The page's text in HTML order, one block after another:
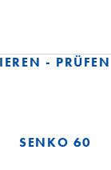
- PRÜFEN
SENKO 60